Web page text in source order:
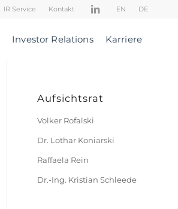
IR Service Kontakt EN DE
Investor Relations Karriere
Aufsichtsrat
Volker Rofalski
Dr. Lothar Koniarski
Raffaela Rein
Dr.-Ing. Kristian Schleede